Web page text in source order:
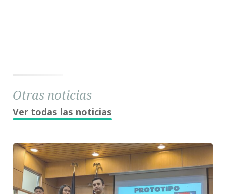
Otras noticias
Ver todas las noticias